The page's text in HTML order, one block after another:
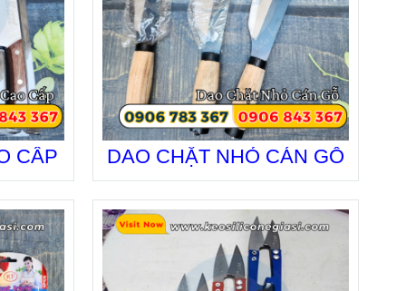
CẤP DAO CHẶT NHỎ CÁN GỖ